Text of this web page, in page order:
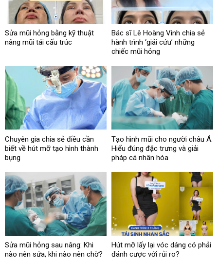
Sửa mũi hỏng bằng kỹ thuật
nâng mũi tái cấu trúc
Bác sĩ Lê Hoàng Vinh chia sẻ
hành trình ‘giải cứu’ những
chiếc mũi hỏng
Chuyên gia chia sẻ điều cần
biết về hút mỡ tạo hình thành
bụng
Tạo hình mũi cho người châu Á:
Hiểu đúng đặc trưng và giải
pháp cá nhân hóa
Sửa mũi hỏng sau nâng: Khi
nào nên sửa, khi nào nên chờ?
Hút mỡ lấy lại vóc dáng có phải
đánh cược với rủi ro?